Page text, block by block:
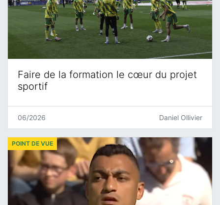
Faire de la formation le cœur du projet
sportif
06/2026 Daniel Ollivier
POINT DE VUE